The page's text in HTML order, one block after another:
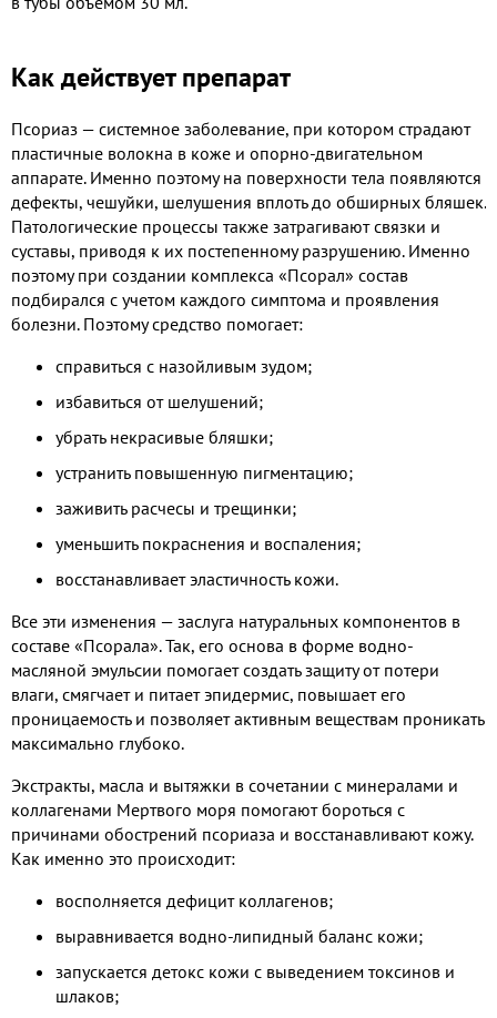
Как действует препарат
Псориаз — системное заболевание, при котором страдают
пластичные волокна в коже и опорно-двигательном
аппарате. Именно поэтому на поверхности тела появляются
дефекты, чешуйки, шелушения вплоть до обширных бляшек.
Патологические процессы также затрагивают связки и
суставы, приводя к их постепенному разрушению. Именно
поэтому при создании комплекса «Псорал» состав
подбирался с учетом каждого симптома и проявления
болезни. Поэтому средство помогает:
справиться с назойливым зудом;
избавиться от шелушений;
убрать некрасивые бляшки;
устранить повышенную пигментацию;
заживить расчесы и трещинки;
уменьшить покраснения и воспаления;
восстанавливает эластичность кожи.
Все эти изменения — заслуга натуральных компонентов в
составе «Псорала». Так, его основа в форме водно-
масляной эмульсии помогает создать защиту от потери
влаги, смягчает и питает эпидермис, повышает его
проницаемость и позволяет активным веществам проникать
максимально глубоко.
Экстракты, масла и вытяжки в сочетании с минералами и
коллагенами Мертвого моря помогают бороться с
причинами обострений псориаза и восстанавливают кожу.
Как именно это происходит:
восполняется дефицит коллагенов;
выравнивается водно-липидный баланс кожи;
запускается детокс кожи с выведением токсинов и
шлаков;